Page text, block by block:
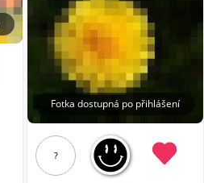
Fotka dostupná po přihlášení
?